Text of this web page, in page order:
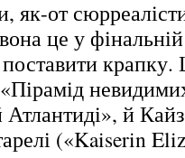
як-от
це у фінальній
крапку.
й
(«Kaiserin